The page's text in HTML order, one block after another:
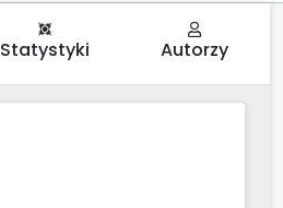
Statystyki Autorzy